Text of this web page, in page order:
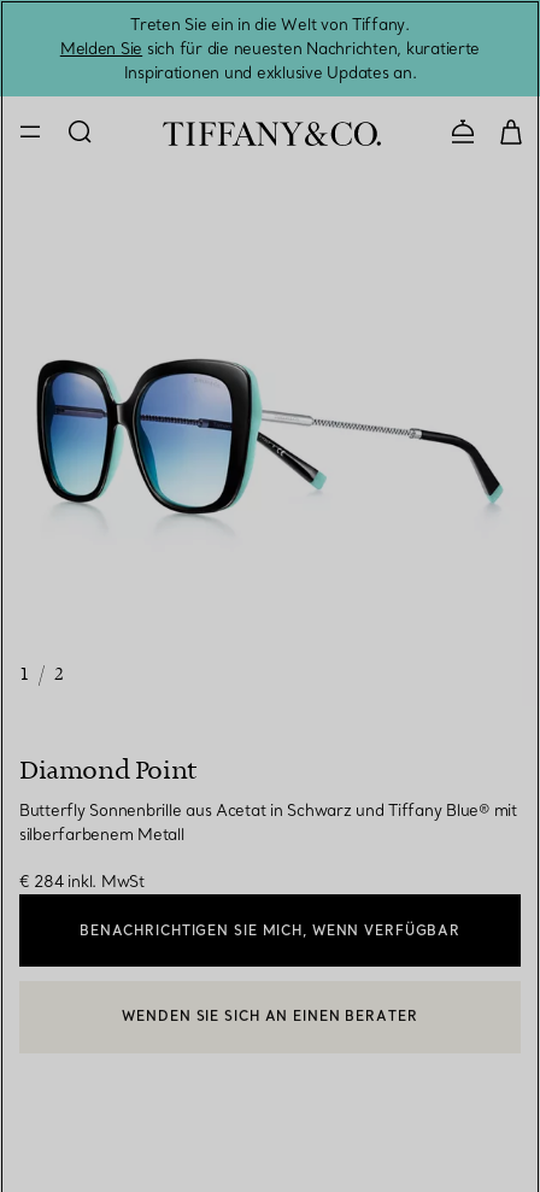
Treten Sie ein in die Welt von Tiffany.
Melden Sie sich für die neuesten Nachrichten, kuratierte
Inspirationen und exklusive Updates an.
1 / 2
Diamond Point
Butterfly Sonnenbrille aus Acetat in Schwarz und Tiffany Blue® mit
silberfarbenem Metall
€ 284 inkl. MwSt
BENACHRICHTIGEN SIE MICH, WENN VERFÜGBAR
EINEN KUNDENBERATER KONTAKTIEREN ODER EINEN